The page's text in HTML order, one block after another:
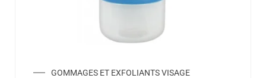
GOMMAGES ET EXFOLIANTS VISAGE